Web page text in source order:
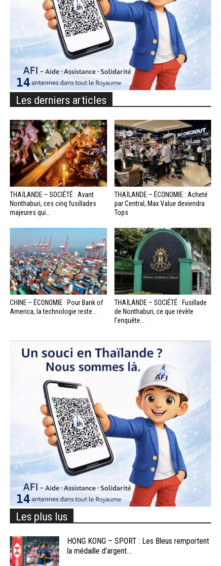
Les derniers articles
THAÏLANDE – SOCIÉTÉ : Avant
Nonthaburi, ces cinq fusillades
majeures qui...
THAÏLANDE – ÉCONOMIE : Acheté
par Central, Max Value deviendra
Tops
CHINE – ÉCONOMIE : Pour Bank of
America, la technologie reste...
THAÏLANDE – SOCIÉTÉ : Fusillade
de Nonthaburi, ce que révèle
l’enquête...
Les plus lus
HONG KONG – SPORT : Les Bleus remportent
la médaille d’argent...